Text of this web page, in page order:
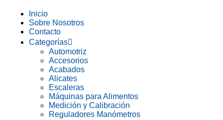
Inicio
Sobre Nosotros
Contacto
Categorías
Automotriz
Accesorios
Acabados
Alicates
Escaleras
Máquinas para Alimentos
Medición y Calibración
Reguladores Manómetros